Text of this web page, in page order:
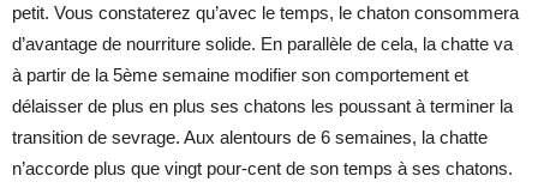
petit. Vous constaterez qu’avec le temps, le chaton consommera
d’avantage de nourriture solide. En parallèle de cela, la chatte va
à partir de la 5ème semaine modifier son comportement et
délaisser de plus en plus ses chatons les poussant à terminer la
transition de sevrage. Aux alentours de 6 semaines, la chatte
n’accorde plus que vingt pour-cent de son temps à ses chatons.